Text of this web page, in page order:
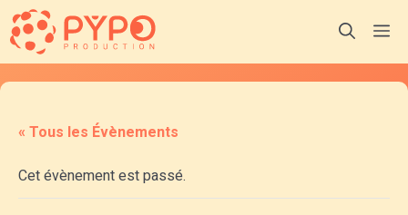
Aller
au
contenu
« Tous les Évènements
Cet évènement est passé.